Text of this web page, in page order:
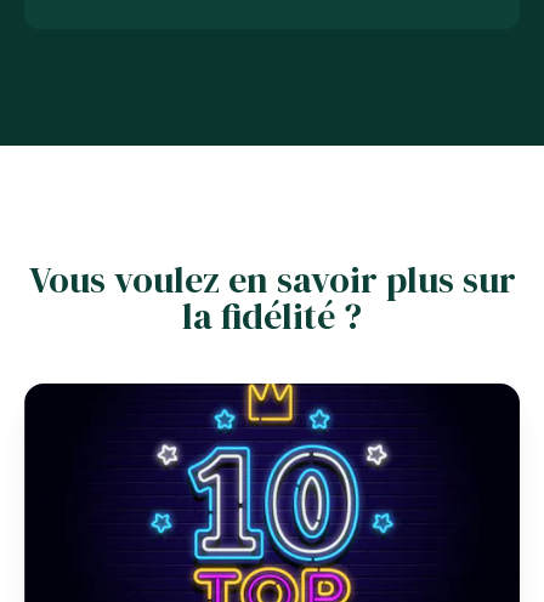
Vous voulez en savoir plus sur
la fidélité ?